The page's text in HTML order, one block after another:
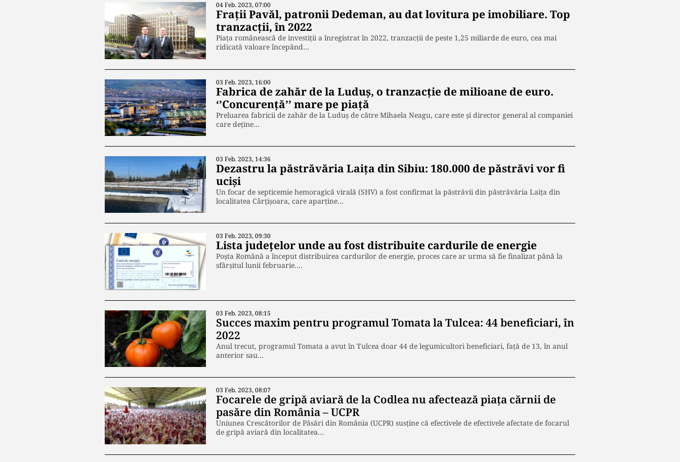
04 Feb. 2023, 07:00
Frații Pavăl, patronii Dedeman, au dat lovitura pe imobiliare. Top
tranzacții, în 2022
Piaţa românească de investiţii a înregistrat în 2022, tranzacţii de peste 1,25 miliarde de euro, cea mai
ridicată valoare începând…
03 Feb. 2023, 16:00
Fabrica de zahăr de la Luduș, o tranzacție de milioane de euro.
‘’Concurență’’ mare pe piață
Preluarea fabricii de zahăr de la Luduș de către Mihaela Neagu, care este şi director general al companiei
care deține…
03 Feb. 2023, 14:36
Dezastru la păstrăvăria Laiţa din Sibiu: 180.000 de păstrăvi vor fi
uciși
Un focar de septicemie hemoragică virală (SHV) a fost confirmat la păstrăvii din păstrăvăria Laiţa din
localitatea Cârţişoara, care aparține…
03 Feb. 2023, 09:30
Lista județelor unde au fost distribuite cardurile de energie
Poșta Română a început distribuirea cardurilor de energie, proces care ar urma să fie finalizat până la
sfârșitul lunii februarie.…
03 Feb. 2023, 08:15
Succes maxim pentru programul Tomata la Tulcea: 44 beneficiari, în
2022
Anul trecut, programul Tomata a avut în Tulcea doar 44 de legumicultori beneficiari, față de 13, în anul
anterior sau…
03 Feb. 2023, 08:07
Focarele de gripă aviară de la Codlea nu afectează piaţa cărnii de
pasăre din România – UCPR
Uniunea Crescătorilor de Păsări din România (UCPR) susține că efectivele de efectivele afectate de focarul
de gripă aviară din localitatea…